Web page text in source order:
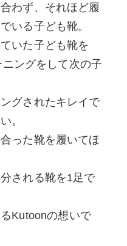
わず、それほど履
いる子ども靴。
いた子ども靴を
ングをして次の子
グされたキレイで
。
った靴を履いてほ
される靴を1足で
Kutoonの想いで